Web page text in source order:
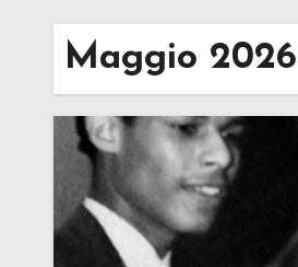
Maggio 2026